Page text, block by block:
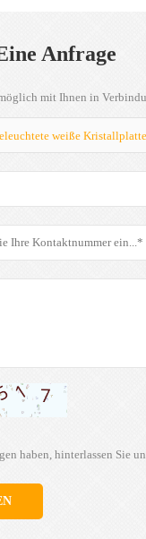
Anfrage
mit Ihnen in
weiße
haben, hinterlassen Sie